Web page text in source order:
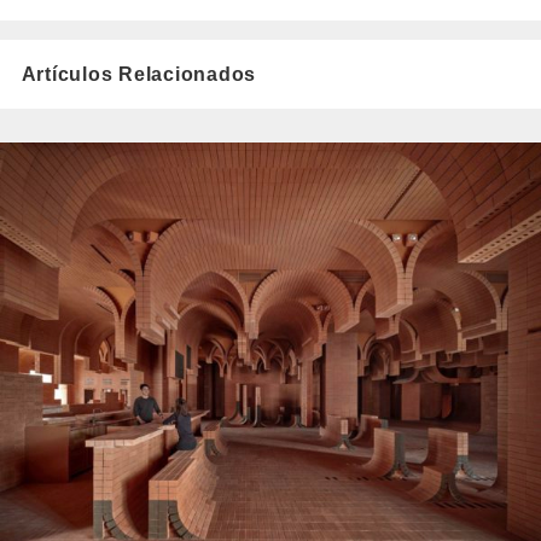
Artículos Relacionados